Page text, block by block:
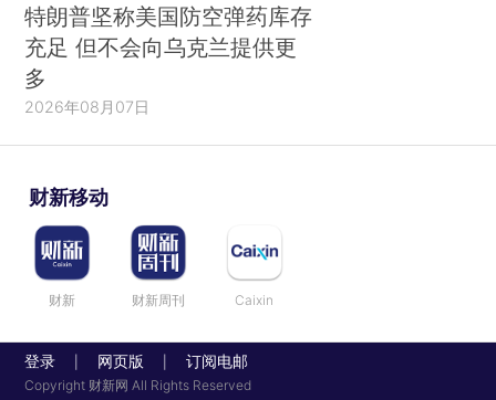
特朗普坚称美国防空弹药库存
充足 但不会向乌克兰提供更
多
2026年08月07日
财新移动
财新 财新周刊 Caixin
登录 网页版 订阅电邮
Copyright 财新网 All Rights Reserved